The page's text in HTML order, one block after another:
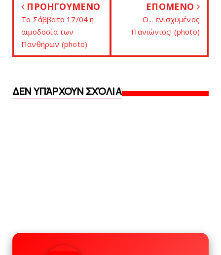
ΠΡΟΗΓΟΥΜΕΝΟ
Το Σάββατο 17/04 η
αιμοδοσία των
Πανθήρων (photo)
ΕΠΟΜΕΝΟ
Ο... ενισχυμένος
Πανιώνιος! (photo)
ΔΕΝ ΥΠΆΡΧΟΥΝ ΣΧΌΛΙΑ